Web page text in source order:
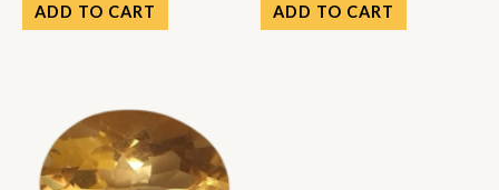
ADD TO CART ADD TO CART